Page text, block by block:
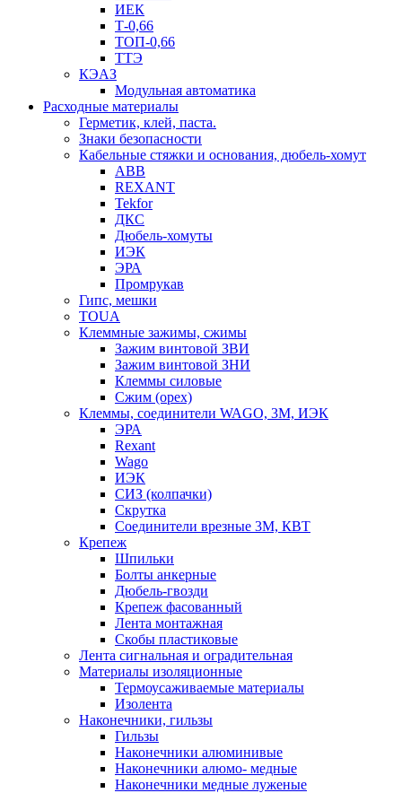
ИЕК
Т-0,66
ТОП-0,66
ТТЭ
КЭАЗ
Модульная автоматика
Расходные материалы
Герметик, клей, паста.
Знаки безопасности
Кабельные стяжки и основания, дюбель-хомут
ABB
REXANT
Tekfor
ДКС
Дюбель-хомуты
ИЭК
ЭРА
Промрукав
Гипс, мешки
TOUA
Клеммные зажимы, сжимы
Зажим винтовой ЗВИ
Зажим винтовой ЗНИ
Клеммы силовые
Сжим (орех)
Клеммы, соединители WAGO, 3M, ИЭК
ЭРА
Rexant
Wago
ИЭК
СИЗ (колпачки)
Скрутка
Соединители врезные 3M, КВТ
Крепеж
Шпильки
Болты анкерные
Дюбель-гвозди
Крепеж фасованный
Лента монтажная
Скобы пластиковые
Лента сигнальная и оградительная
Материалы изоляционные
Термоусаживаемые матeриалы
Изолента
Наконечники, гильзы
Гильзы
Наконечники алюминивые
Наконечники алюмо- медные
Наконечники медные луженые